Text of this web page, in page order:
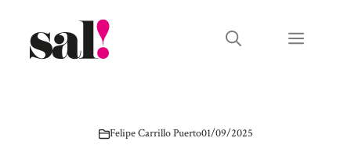
contenido
Menú
Felipe Carrillo Puerto01/09/2025